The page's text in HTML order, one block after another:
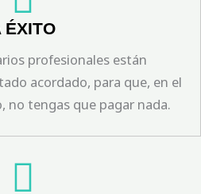
ÉXITO
profesionales están
acordado, para que, en el
no tengas que pagar nada.